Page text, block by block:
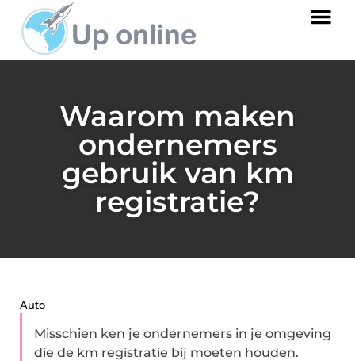
Waarom maken
ondernemers
gebruik van km
registratie?
Auto
Misschien ken je ondernemers in je omgeving
die de km registratie bij moeten houden.